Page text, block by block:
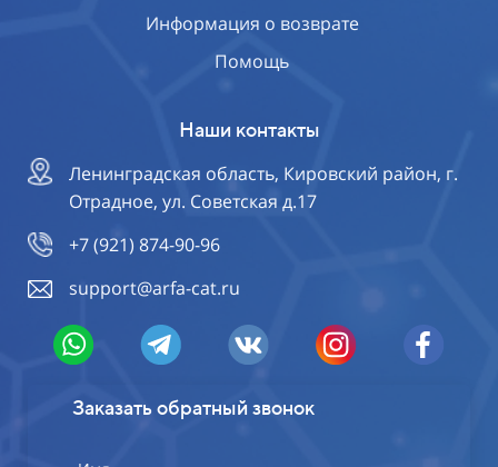
Информация о возврате
Помощь
Наши контакты
Ленинградская область, Кировский район, г.
Отрадное, ул. Советская д.17
+7 (921) 874-90-96
support@arfa-cat.ru
Заказать обратный звонок